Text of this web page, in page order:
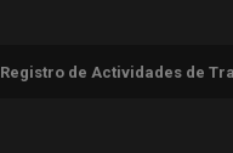
Registro de Actividades de